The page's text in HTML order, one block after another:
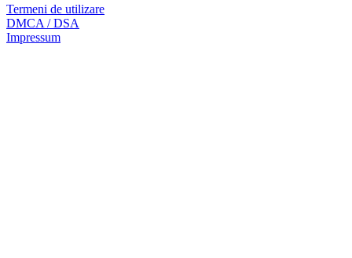
Termeni de utilizare
DMCA / DSA
Impressum